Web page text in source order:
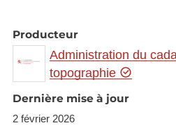
collection began in 2011 and
present.
Important Information
• The network configuration
with stations being added,
Producteur
Administration du
topographie
Dernière mise à jour
2 février 2026